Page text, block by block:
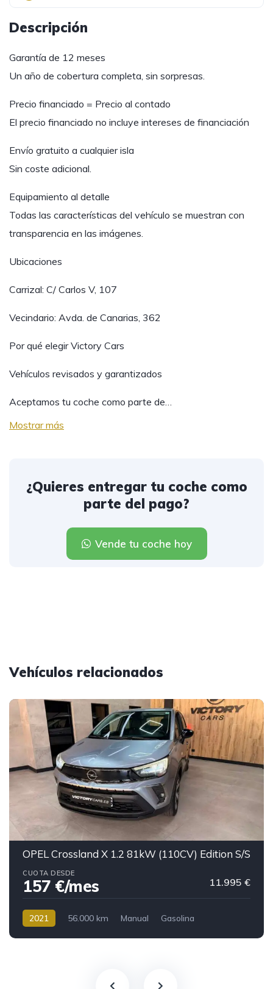
Descripción
Garantía de 12 meses
Un año de cobertura completa, sin sorpresas.
Precio financiado = Precio al contado
El precio financiado no incluye intereses de financiación
Envío gratuito a cualquier isla
Sin coste adicional.
Equipamiento al detalle
Todas las características del vehículo se muestran con
transparencia en las imágenes.
Ubicaciones
Carrizal: C/ Carlos V, 107
Vecindario: Avda. de Canarias, 362
Por qué elegir Victory Cars
Vehículos revisados y garantizados
Aceptamos tu coche como parte de…
Mostrar más
¿Quieres entregar tu coche como
parte del pago?
Vende tu coche hoy
Vehículos relacionados
OPEL Crossland X 1.2 81kW (110CV) Edition S/S
CUOTA DESDE
157 €/mes 11.995 €
2021 56.000 km Manual
Gasolina